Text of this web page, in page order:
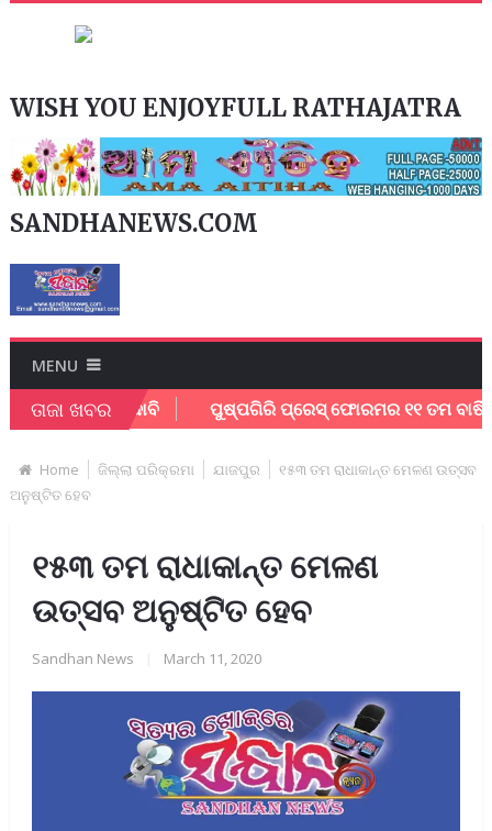
WISH YOU ENJOYFULL RATHAJATRA
SANDHANEWS.COM
MENU
ତାଜା ଖବର
ପାଇଁ ଦାବି ପୁଷ୍ପଗିରି ପ୍ରେସ୍ ଫୋରମର ୧୧ ତମ ବାର୍ଷିକ
Home ଜିଲ୍ଲା ପରିକ୍ରମା ଯାଜପୁର
୧୫୩ ତମ ରାଧାକାନ୍ତ ମେଳଣ ଉତ୍ସବ
ଅନୁଷ୍ଟିତ ହେବ
୧୫୩ ତମ ରାଧାକାନ୍ତ ମେଳଣ
ଉତ୍ସବ ଅନୁଷ୍ଟିତ ହେବ
Sandhan News March 11, 2020